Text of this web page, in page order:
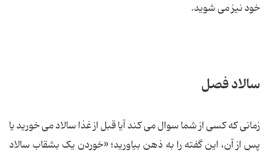
خود نیز می شوید.
سالاد فصل
زمانی که کسی از شما سوال می کند آیا قبل از غذا سالاد می خورید یا
پس از آن، این گفته را به ذهن بیاورید؛ «خوردن یک بشقاب سالاد